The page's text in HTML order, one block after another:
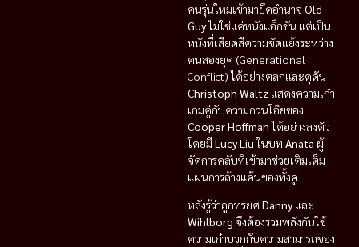
คนรุ่นใหม่เข้ามายึดอำนาจ Old
Guyไม่ใช่แค่หนังแอ็กชัน แต่เป็น
หนังที่เสียดสีความขัดแย้งระหว่าง
คนสองยุค (Generational
Conflict) ได้อย่างตลกและดุดัน
Christoph Waltz แสดงความเก๋า
เกมคู่กับความกวนโอ๊ยของ
Cooper Hoffmanได้อย่างลงตัว
โดยมี Lucy Liuในบท Anata ผู้
จัดการคลับที่เข้ามาช่วยเติมเต็ม
แผนการล้างแค้นของทั้งคู่
หลังรู้ว่าถูกทรยศ Dannyและ
Wihlborg จึงต้องรวมพลังกันใช้
ความเก๋าบวกกับความสามารถของ